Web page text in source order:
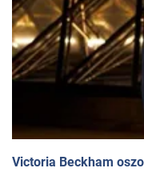
Victoria Beckham